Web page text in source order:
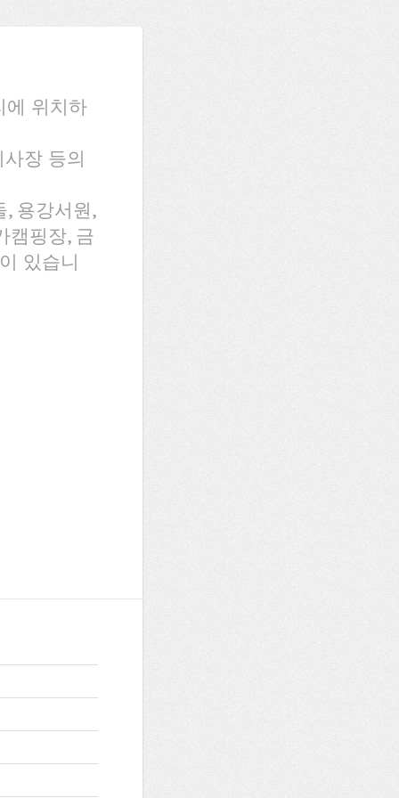
에 위치하
장 등의
용강서원,
캠핑장, 금
있습니